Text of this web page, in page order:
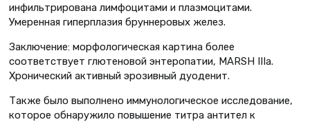
инфильтрирована лимфоцитами и плазмоцитами.
Умеренная гиперплазия бруннеровых желез.
Заключение: морфологическая картина более
соответствует глютеновой энтеропатии, MARSH IIIа.
Хронический активный эрозивный дуоденит.
Также было выполнено иммунологическое исследование,
которое обнаружило повышение титра антител к